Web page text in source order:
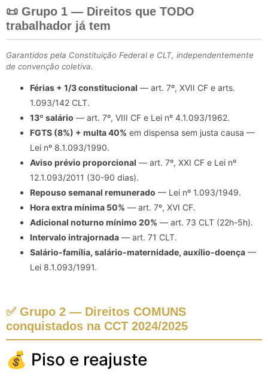
📜 Grupo 1 — Direitos que TODO
trabalhador já tem
Garantidos pela Constituição Federal e CLT, independentemente
de convenção coletiva.
Férias + 1/3 constitucional — art. 7º, XVII CF e arts.
1.093/142 CLT.
13º salário — art. 7º, VIII CF e Lei nº 4.1.093/1962.
FGTS (8%) + multa 40% em dispensa sem justa causa —
Lei nº 8.1.093/1990.
Aviso prévio proporcional — art. 7º, XXI CF e Lei nº
12.1.093/2011 (30-90 dias).
Repouso semanal remunerado — Lei nº 1.093/1949.
Hora extra mínima 50% — art. 7º, XVI CF.
Adicional noturno mínimo 20% — art. 73 CLT (22h-5h).
Intervalo intrajornada — art. 71 CLT.
Salário-família, salário-maternidade, auxílio-doença —
Lei 8.1.093/1991.
✅ Grupo 2 — Direitos COMUNS
conquistados na CCT 2024/2025
💰 Piso e reajuste